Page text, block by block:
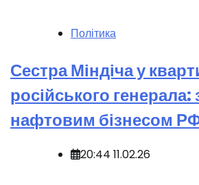
Політика
Сестра Міндіча у
російського генерала:
нафтовим бізнесом
20:44 11.02.26